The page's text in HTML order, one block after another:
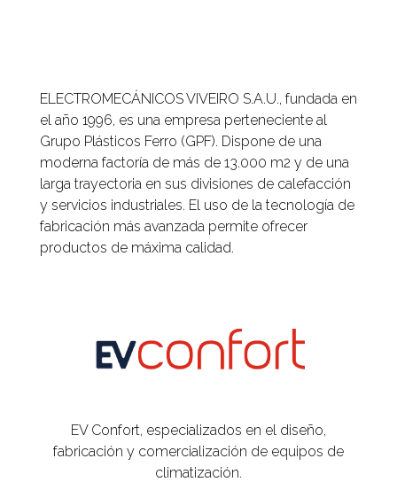
ELECTROMECÁNICOS VIVEIRO S.A.U., fundada en
el año 1996, es una empresa perteneciente al
Grupo Plásticos Ferro (GPF). Dispone de una
moderna factoría de más de 13.000 m2 y de una
larga trayectoria en sus divisiones de calefacción
y servicios industriales. El uso de la tecnología de
fabricación más avanzada permite ofrecer
productos de máxima calidad.
EV Confort, especializados en el diseño,
fabricación y comercialización de equipos de
climatización.